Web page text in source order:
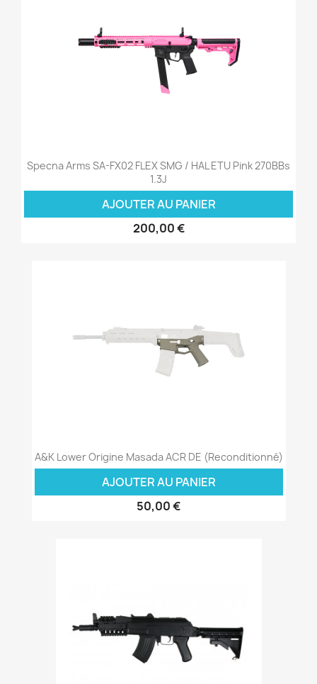
Specna Arms SA-FX02 FLEX SMG / HAL ETU Pink 270BBs
1.3J
AJOUTER AU PANIER
200,00 €
A&K Lower Origine Masada ACR DE (Reconditionné)
AJOUTER AU PANIER
50,00 €